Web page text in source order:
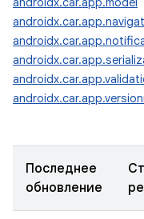
Последнее
обновление